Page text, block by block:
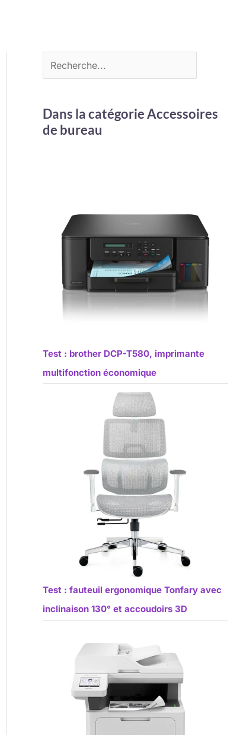
Dans la catégorie Accessoires
de bureau
Test : brother DCP-T580, imprimante
multifonction économique
Test : fauteuil ergonomique Tonfary avec
inclinaison 130° et accoudoirs 3D